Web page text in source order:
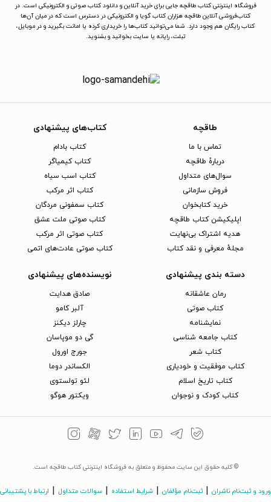
فروشگاه اینترنتی کتاب طاقچه جایی برای خرید آنلاین و دانلود کتاب صوتی و الکترونیکی است. در
کتاب‌فروشی آنلاین طاقچه هزاران کتاب گویا و الکترونیکی در دسترس است که در میان آن‌ها
کتاب رایگان هم وجود دارد. شما می‌توانید کتاب‌ها را خریداری کرده یا امانت بگیرید و در موبایل،
تبلت، رایانه یا سایت بخوانید و بشنوید.
طاقچه
تماس با ما
دربارهٔ طاقچه
سوال‌های متداول
فروش سازمانی
خرید کتابخوان
اپلیکیشن کتاب طاقچه
هدیه اشتراک بی‌نهایت
مجلهٔ معرفی و نقد کتاب
کتاب‌های پیشنهادی
کتاب بادام
کتاب کیمیاگر
کتاب اسب سیاه
کتاب اثر مرکب
کتاب سمفونی مردگان
کتاب صوتی ملت عشق
کتاب صوتی اثر مرکب
کتاب صوتی عادت‌های اتمی
دسته بندی پیشنهادی
رمان عاشقانه
کتاب‌ صوتی
نمایشنامه
کتاب جامعه شناسی
کتاب شعر
کتاب موفقیت و خودیاری
کتاب تاریخ اسلام
کتاب کودک و نوجوان
نویسنده‌های پیشنهادی
صادق هدایت
آلبر کامو
چارلز دیکنز
گی دو موپاسان
جورج اورول
الکساندر دوما
لئو تولستوی
ویکتور هوگو
© کلیه حقوق این سایت محفوظ و متعلق به فروشگاه اینترنتی کتاب طاقچه است.
ورود و ثبت‌نام ناشران ثبت‌نام مؤلفان شرایط استفاده سوالات متداول ارتباط با پشتیبانی